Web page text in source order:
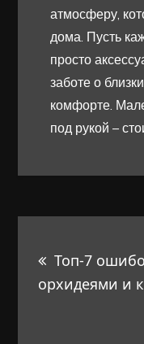
атмосферу,
дома. Пусть
просто
заботе о
комфорте.
под рукой –
по
Топ-7
орхидеями и